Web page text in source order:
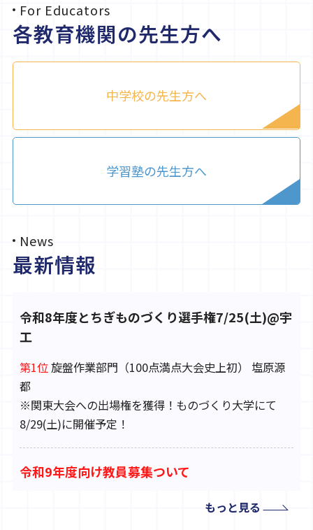
For Educators
各教育機関の先生方へ
中学校の先生方へ
学習塾の先生方へ
News
最新情報
令和8年度とちぎものづくり選手権7/25(土)@宇
工
第1位旋盤作業部門（100点満点大会史上初） 塩原源
都
※関東大会への出場権を獲得！ものづくり大学にて
8/29(土)に開催予定！
令和9年度向け教員募集ついて
もっと見る